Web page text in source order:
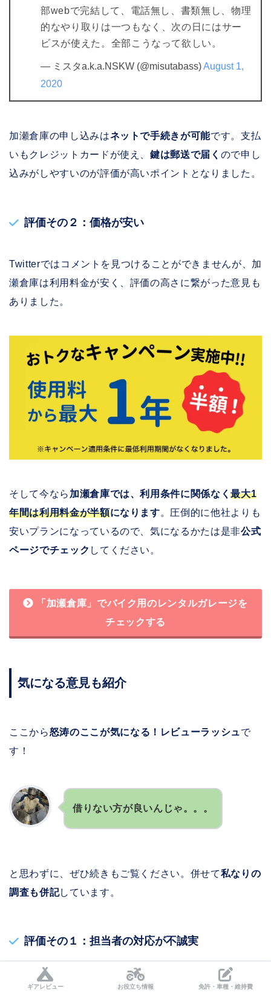
部webで完結して、電話無し、書類無し、物理
的なやり取りは一つもなく、次の日にはサー
ビスが使えた。全部こうなって欲しい。
— ミスタa.k.a.NSKW (@misutabass)August 1,
2020
加瀬倉庫の申し込みはネットで手続きが可能です。支払
いもクレジットカードが使え、鍵は郵送で届く ので申し
込みがしやすいのが評価が高いポイントとなりました。
評価その２：価格が安い
Twitterではコメントを見つけることができませんが、加
瀬倉庫は利用料金が安く、評価の高さに繋がった意見も
ありました。
そして今なら 加瀬倉庫では、利用条件に関係なく最大1
年間は利用料金が半額になります。圧倒的に他社よりも
安いプランになっているので、気になるかたは是非公式
ページでチェック してください。
「加瀬倉庫」でバイク用のレンタルガレージを
チェックする
気になる意見も紹介
ここから怒涛のここが気になる！レビューラッシュで
す！
借りない方が良いんじゃ。。。
と思わずに、ぜひ続きもご覧ください。併せて私なりの
調査も併記しています。
評価その１：担当者の対応が不誠実
加瀬倉庫のレンタルボックス 、検討してる人
ギアレビュー お役立ち情報 免許・車種・維持費